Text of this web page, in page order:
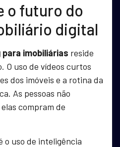
o futuro do
digital
imobiliárias reside
O uso de vídeos curtos
dos imóveis e a rotina da
As pessoas não
compram de
o uso de inteligência